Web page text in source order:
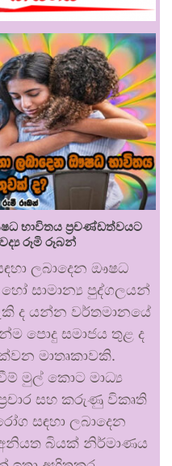
භාවිතය ප්‍රචණ්ඩත්වයට
රූමි රූබන්
ලබාදෙන ඖෂධ
සාමාන්‍ය පුද්ගලයන්
ද යන්න වර්තමානයේ
පොදු සමාජය තුළ ද
මාතෘකාවකි.
මුල් කොට මාධ්‍ය
සහ කරුණු විකෘති
සඳහා ලබාදෙන
බියක් නිර්මාණය